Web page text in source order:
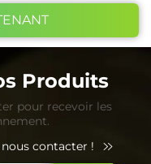
Produits
pour recevoir les
nous contacter !